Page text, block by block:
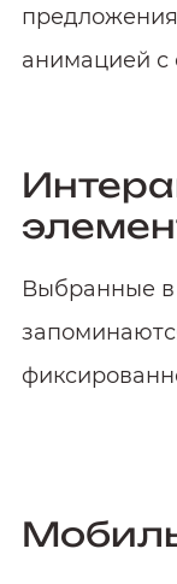
анимацией с
Выбранные в